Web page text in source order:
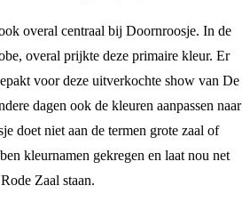
overal centraal bij Doornroosje. In de
overal prijkte deze primaire kleur. Er
voor deze uitverkochte show van De
dagen ook de kleuren aanpassen naar
doet niet aan de termen grote zaal of
kleurnamen gekregen en laat nou net
Zaal staan.